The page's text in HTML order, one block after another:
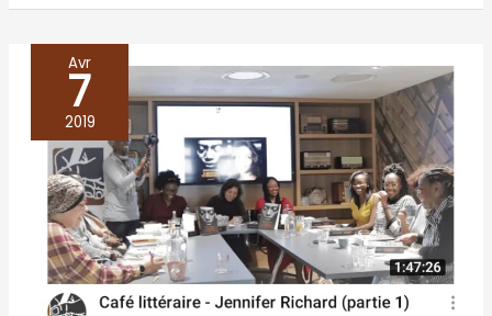
Avr
7
2019
Café
littéraire
Jennifer
Richard